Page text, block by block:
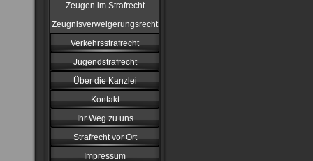
Zeugen im Strafrecht
Zeugnisverweigerungsrecht
Verkehrsstrafrecht
Jugendstrafrecht
Über die Kanzlei
Kontakt
Ihr Weg zu uns
Strafrecht vor Ort
Impressum